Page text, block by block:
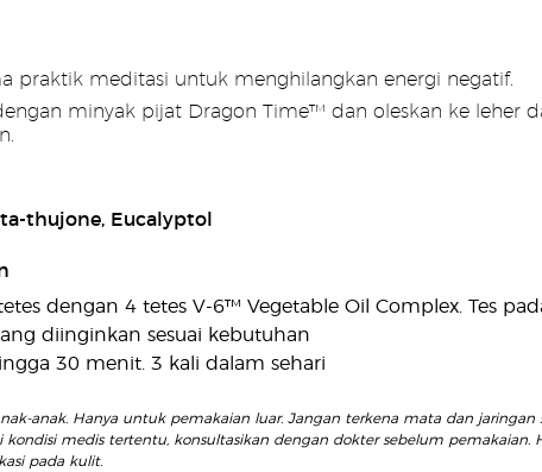
praktik meditasi untuk menghilangkan energi negatif.
minyak pijat Dragon Time™ dan oleskan ke leher
thujone, Eucalyptol
dengan 4 tetes V-6™ Vegetable Oil Complex. Tes
diinginkan sesuai kebutuhan
30 menit. 3 kali dalam sehari
anak. Hanya untuk pemakaian luar. Jangan terkena mata dan
medis tertentu, konsultasikan dengan dokter sebelum pemakaian.
pada kulit.